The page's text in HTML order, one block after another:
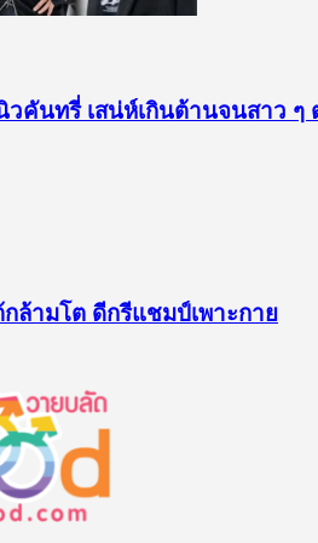
คันทรี่ เสน่ห์เกินต้านจนสาว ๆ
ล้ามโต ดีกรีแชมป์เพาะกาย